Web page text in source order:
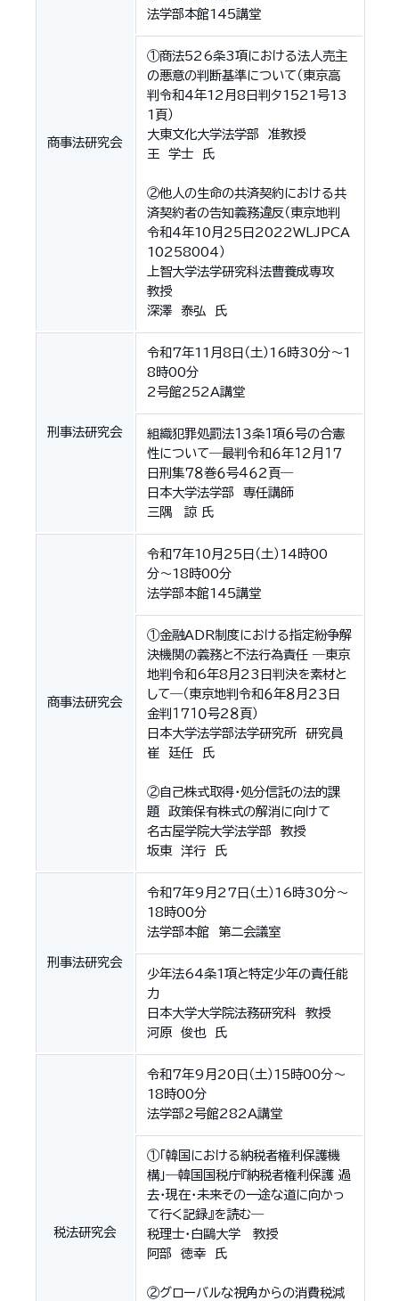
商事法研究会
法学部本館145講堂
①商法526条3項における法人売主
の悪意の判断基準について（東京高
判令和4年12月8日判タ1521号13
1頁）
大東文化大学法学部 准教授
王 学士 氏
②他人の生命の共済契約における共
済契約者の告知義務違反（東京地判
令和4年10月25日2022WLJPCA
10258004）
上智大学法学研究科法曹養成専攻
教授
深澤 泰弘 氏
刑事法研究会
令和7年11月8日（土）16時30分～1
8時00分
2号館252A講堂
組織犯罪処罰法１３条１項６号の合憲
性について―最判令和６年１２月１７
日刑集７８巻６号４６２頁―
日本大学法学部 専任講師
三隅 諒 氏
商事法研究会
令和7年10月25日（土）14時00
分〜18時00分
法学部本館145講堂
①金融ADR制度における指定紛争解
決機関の義務と不法行為責任 ―東京
地判令和6年8月23日判決を素材と
して―（東京地判令和６年８月２３日
金判１７１０号２８頁）
日本大学法学部法学研究所 研究員
崔 廷任 氏
②自己株式取得・処分信託の法的課
題 政策保有株式の解消に向けて
名古屋学院大学法学部 教授
坂東 洋行 氏
刑事法研究会
令和7年9月27日（土）16時30分～
18時00分
法学部本館 第二会議室
少年法64条1項と特定少年の責任能
力
日本大学大学院法務研究科 教授
河原 俊也 氏
税法研究会
令和7年9月20日（土）15時00分～
18時00分
法学部2号館282A講堂
①「韓国における納税者権利保護機
構」―韓国国税庁『納税者権利保護 過
去・現在・未来その一途な道に向かっ
て行く記録』を読む―
税理士・白鷗大学 教授
阿部 徳幸 氏
②グローバルな視角からの消費税減